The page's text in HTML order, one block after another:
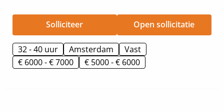
32 - 40 uur Amsterdam
Vast
€ 6000 - € 7000
€ 5000 - € 6000
Solliciteer Open sollicitatie